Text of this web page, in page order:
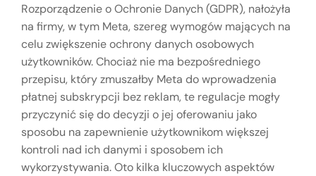
Rozporządzenie o Ochronie Danych (GDPR), nałożyła
na firmy, w tym Meta, szereg wymogów mających na
celu zwiększenie ochrony danych osobowych
użytkowników. Chociaż nie ma bezpośredniego
przepisu, który zmuszałby Meta do wprowadzenia
płatnej subskrypcji bez reklam, te regulacje mogły
przyczynić się do decyzji o jej oferowaniu jako
sposobu na zapewnienie użytkownikom większej
kontroli nad ich danymi i sposobem ich
wykorzystywania. Oto kilka kluczowych aspektów